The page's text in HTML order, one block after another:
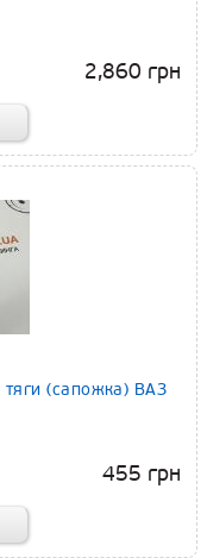
2,860 грн
(сапожка) ВАЗ
455 грн